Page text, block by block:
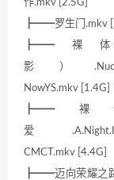
┣━━罗生门.mkv
┣━━裸
影）
NowYS.mkv [1.4G]
┣━━
爱
CMCT.mkv [4.4G]
┣━━迈向荣耀之路